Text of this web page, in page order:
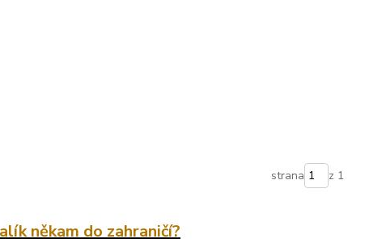
strana z 1
někam do zahraničí?